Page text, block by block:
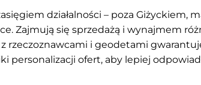
działalności – poza Giżyckiem,
Zajmują się sprzedażą i wynajmem
rzeczoznawcami i geodetami
personalizacji ofert, aby lepiej